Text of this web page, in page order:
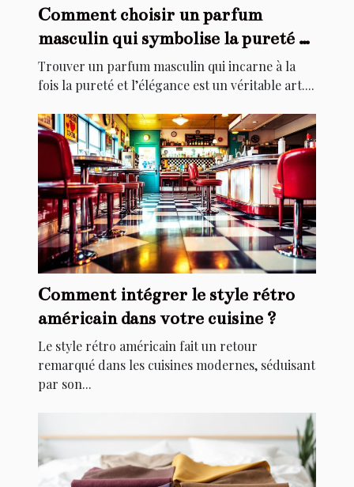
Comment choisir un parfum
masculin qui symbolise la pureté et
l'élégance ?
Trouver un parfum masculin qui incarne à la
fois la pureté et l’élégance est un véritable art....
Comment intégrer le style rétro
américain dans votre cuisine ?
Le style rétro américain fait un retour
remarqué dans les cuisines modernes, séduisant
par son...